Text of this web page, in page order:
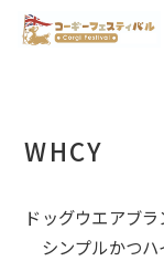
WHCY
ドッグウエアブ
シンプルかつハ